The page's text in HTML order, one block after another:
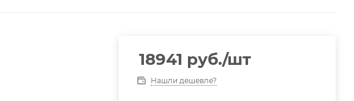
18941 руб./шт
Нашли дешевле?